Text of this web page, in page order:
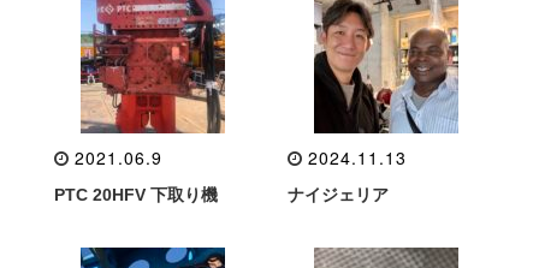
2021.06.9
PTC 20HFV 下取り機
2024.11.13
ナイジェリア